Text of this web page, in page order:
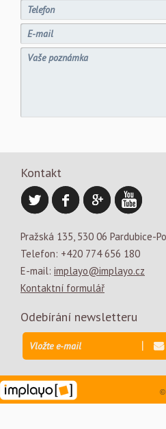
Kontakt
Pražská 135, 530 06 Pardubice-
Telefon: +420 774 656 180
E-mail: implayo@implayo.cz
Kontaktní formulář
Odebírání newsletteru
©